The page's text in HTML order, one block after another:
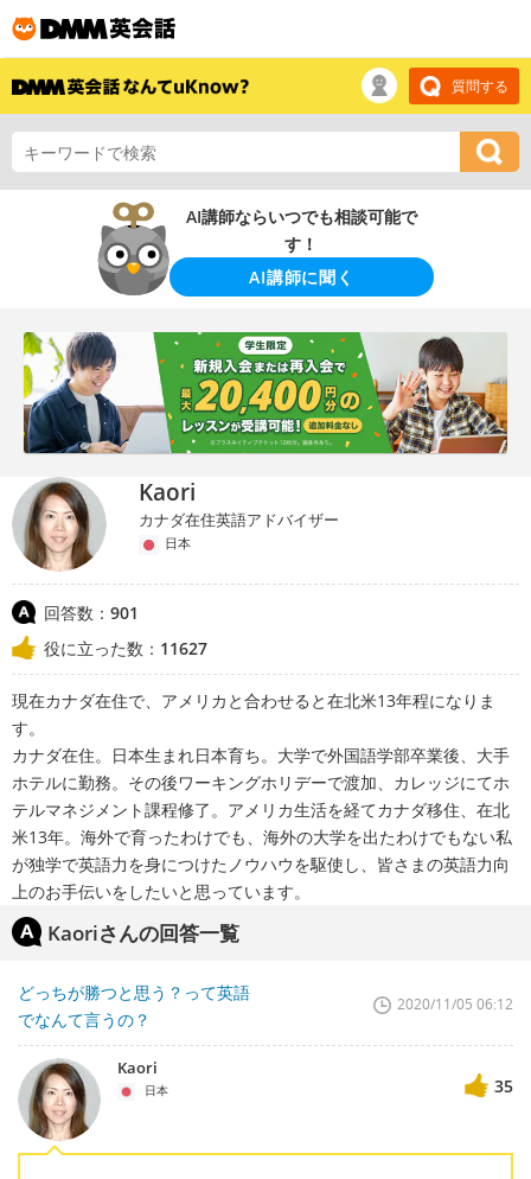
質問する
AI講師ならいつでも相談可能で
す！
AI講師に聞く
Kaori
カナダ在住英語アドバイザー
日本
回答数： 901
役に立った数： 11627
現在カナダ在住で、アメリカと合わせると在北米13年程になりま
す。
カナダ在住。日本生まれ日本育ち。大学で外国語学部卒業後、大手
ホテルに勤務。その後ワーキングホリデーで渡加、カレッジにてホ
テルマネジメント課程修了。アメリカ生活を経てカナダ移住、在北
米13年。海外で育ったわけでも、海外の大学を出たわけでもない私
が独学で英語力を身につけたノウハウを駆使し、皆さまの英語力向
上のお手伝いをしたいと思っています。
Kaoriさんの回答一覧
どっちが勝つと思う？って英語
でなんて言うの？
2020/11/05 06:12
Kaori
日本 35